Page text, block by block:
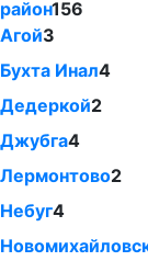
район156
Агой3
Бухта Инал4
Дедеркой2
Джубга4
Лермонтово2
Небуг4